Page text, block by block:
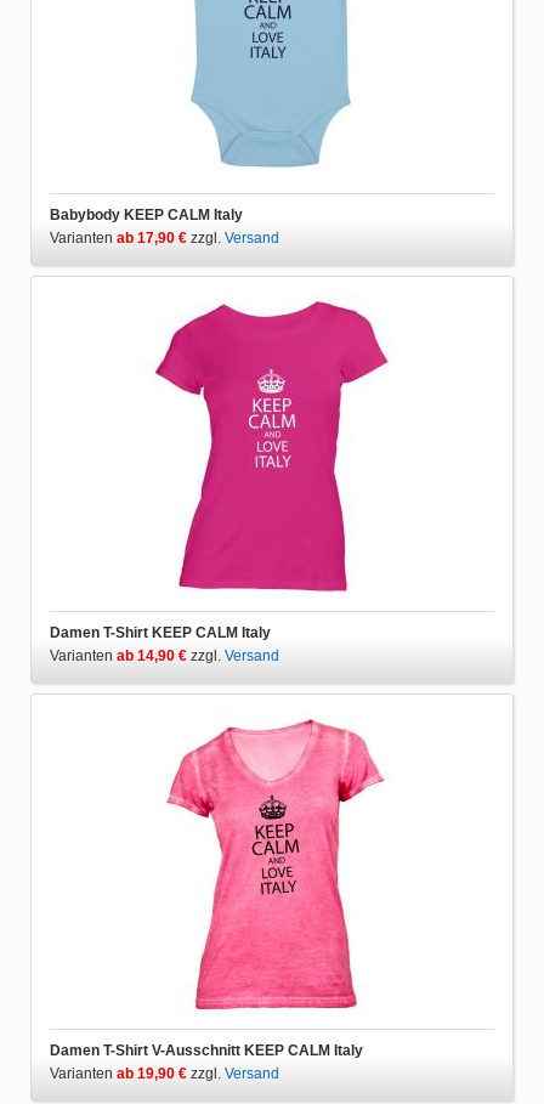
Babybody KEEP CALM Italy
Varianten ab 17,90 € zzgl. Versand
Damen T-Shirt KEEP CALM Italy
Varianten ab 14,90 € zzgl. Versand
Damen T-Shirt V-Ausschnitt KEEP CALM Italy
Varianten ab 19,90 € zzgl. Versand